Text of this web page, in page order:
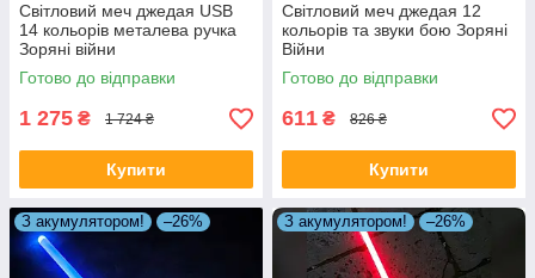
Світловий меч джедая USB
14 кольорів металева ручка
Зоряні війни
Готово до відправки
1 275 ₴ 1 724 ₴
Купити
Світловий меч джедая 12
кольорів та звуки бою Зоряні
Війни
Готово до відправки
611 ₴ 826 ₴
Купити
З акумулятором! –26% З акумулятором! –26%